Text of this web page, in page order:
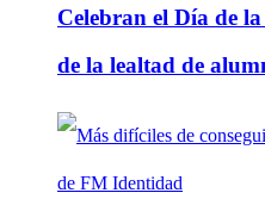
Celebran el Día de
de la lealtad de